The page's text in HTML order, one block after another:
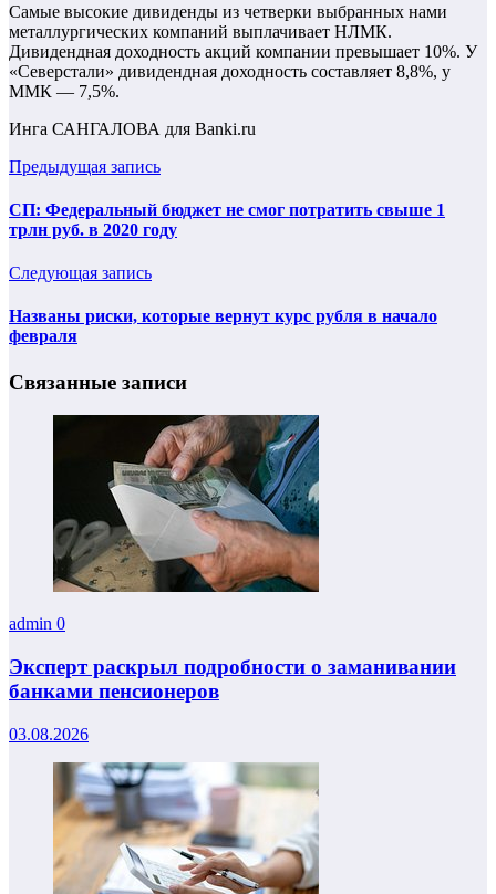
Самые высокие дивиденды из четверки выбранных нами
металлургических компаний выплачивает НЛМК.
Дивидендная доходность акций компании превышает 10%. У
«Северстали» дивидендная доходность составляет 8,8%, у
ММК — 7,5%.
Инга САНГАЛОВА для Banki.ru
Предыдущая запись
СП: Федеральный бюджет не смог потратить свыше 1
трлн руб. в 2020 году
Следующая запись
Названы риски, которые вернут курс рубля в начало
февраля
Связанные записи
admin 0
Эксперт раскрыл подробности о заманивании
банками пенсионеров
03.08.2026